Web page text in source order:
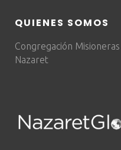
QUIENES SOMOS
Congregación
Nazaret